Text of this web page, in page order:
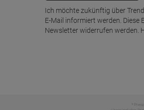
Ich möchte zukünftig über
E-Mail informiert werden. Diese
Newsletter widerrufen werden.
*